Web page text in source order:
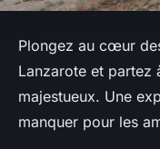
Plongez au cœur
Lanzarote et partez
majestueux. Une
manquer pour les